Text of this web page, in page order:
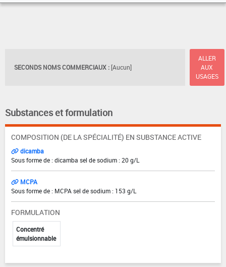
SECONDS NOMS COMMERCIAUX : [Aucun]
ALLER
AUX
USAGES
Substances et formulation
COMPOSITION (DE LA SPÉCIALITÉ) EN SUBSTANCE ACTIVE
dicamba
Sous forme de : dicamba sel de sodium : 20 g/L
MCPA
Sous forme de : MCPA sel de sodium : 153 g/L
FORMULATION
Concentré
émulsionnable